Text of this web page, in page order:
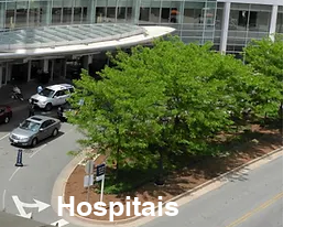
Hospitais